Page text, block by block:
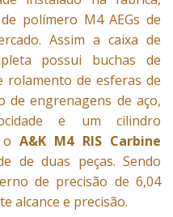
polímero M4 AEGs de
Assim a caixa de
possui buchas de
rolamento de esferas de
de engrenagens de aço,
e um cilindro
oA&K M4 RIS Carbine
de duas peças. Sendo
de precisão de 6,04
alcance e precisão.